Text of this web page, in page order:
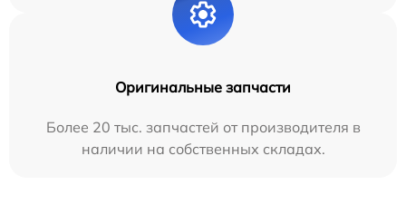
Оригинальные запчасти
Более 20 тыс. запчастей от производителя в
наличии на собственных складах.